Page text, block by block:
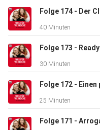
Folge 174 - Der
40 Minuten
Folge 173 -
30 Minuten
25 Minuten
Folge 171 -